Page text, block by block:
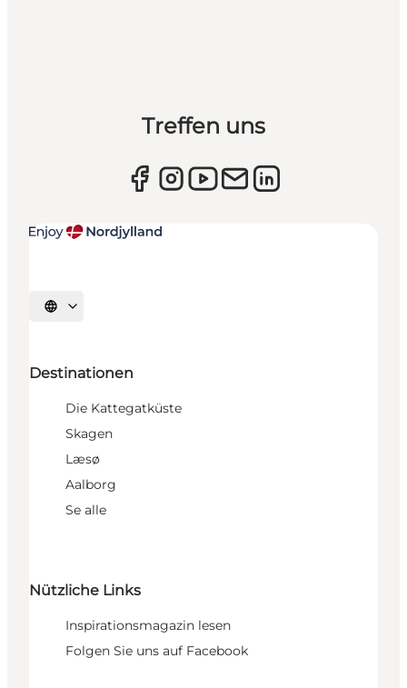
Treffen uns
Sprache auswählen
Destinationen
Die Kattegatküste
Skagen
Læsø
Aalborg
Se alle
Nützliche Links
Inspirationsmagazin lesen
Folgen Sie uns auf Facebook